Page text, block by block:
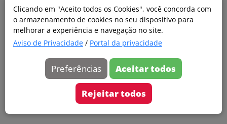
Clicando em "Aceito todos os Cookies", você concorda com
o armazenamento de cookies no seu dispositivo para
melhorar a experiência e navegação no site.
Aviso de Privacidade / Portal da privacidade
Preferências Aceitar todos
Rejeitar todos
Esqueci minha senha
Entrar
Acessar com Microsoft
Ainda não faz parte?
Cadastre-se
Versão 20260805.7